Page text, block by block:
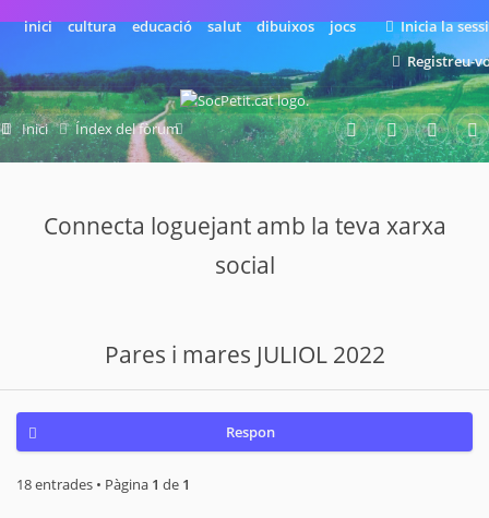
inici cultura educació salut dibuixos jocs
Inicia la
Registreu-
Inici
Índex del fòrum
El desig d'un nou bebè
Estic embarassada
Connecta loguejant amb la teva xarxa
social
Pares i mares JULIOL 2022
Respon
18 entrades • Pàgina 1 de 1